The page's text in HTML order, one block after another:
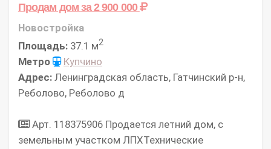
Продам домза 2 900 000
Новостройка
Площадь: 37.1 м2
Метро
Купчино
Адрес: Ленинградская область, Гатчинский р-н,
Реболово, Реболово д
Арт. 118375906 Продается летний дом, с
земельным участком ЛПХТехнические